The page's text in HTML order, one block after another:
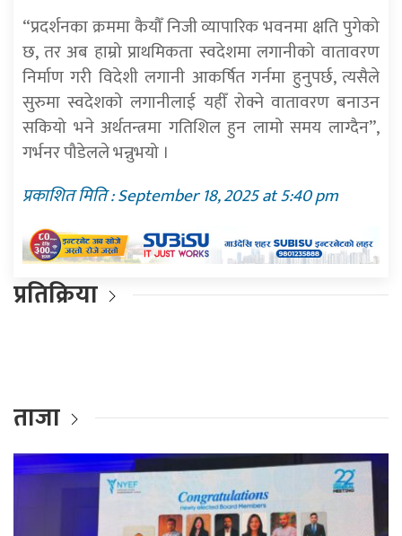
“प्रदर्शनका क्रममा कैयौँ निजी व्यापारिक भवनमा क्षति पुगेको
छ, तर अब हाम्रो प्राथमिकता स्वदेशमा लगानीको वातावरण
निर्माण गरी विदेशी लगानी आकर्षित गर्नमा हुनुपर्छ, त्यसैले
सुरुमा स्वदेशको लगानीलाई यहीँ रोक्ने वातावरण बनाउन
सकियो भने अर्थतन्त्रमा गतिशिल हुन लामो समय लाग्दैन”,
गर्भनर पौडेलले भन्नुभयो ।
प्रकाशित मिति : September 18, 2025 at 5:40 pm
प्रतिक्रिया
ताजा